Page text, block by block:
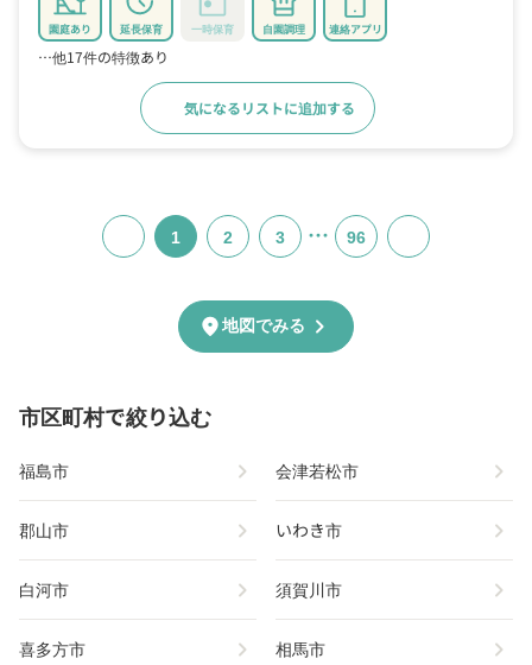
園庭あり 延長保育 一時保育 自園調理 連絡アプリ
…他17件の特徴あり
気になるリストに追加する
1 2 3 … 96
location_on地図でみる chevron_right
市区町村で絞り込む
福島市 chevron_right 会津若松市 chevron_right
郡山市 chevron_right いわき市 chevron_right
白河市 chevron_right 須賀川市 chevron_right
喜多方市 chevron_right 相馬市 chevron_right